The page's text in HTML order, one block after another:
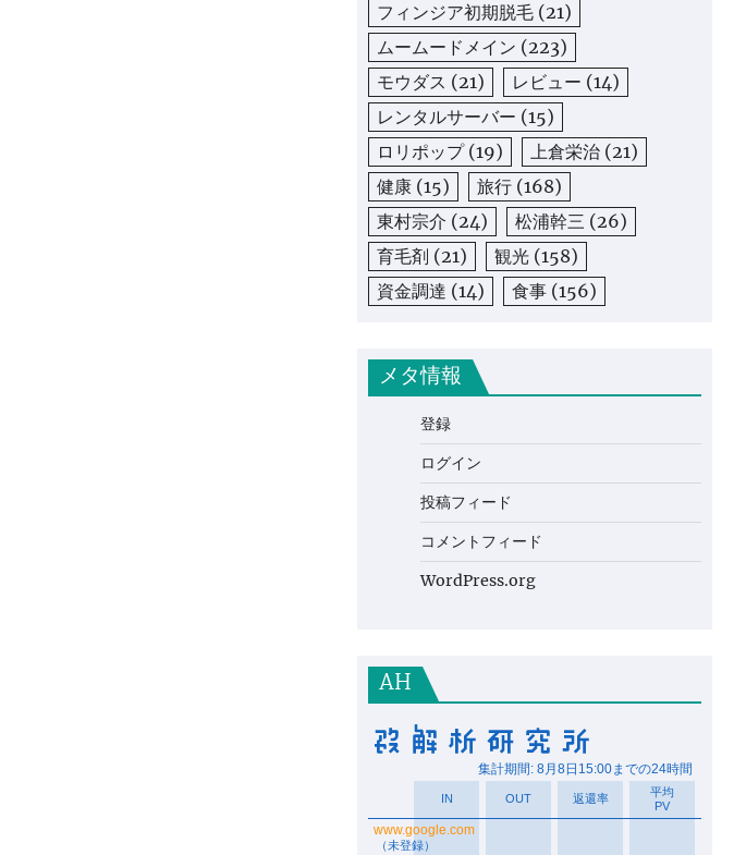
フィンジア初期脱毛 (21)
ムームードメイン (223)
モウダス (21) レビュー (14)
レンタルサーバー (15)
ロリポップ(19) 上倉栄治 (21)
健康 (15) 旅行 (168)
東村宗介 (24) 松浦幹三 (26)
育毛剤 (21) 観光 (158)
資金調達 (14) 食事 (156)
メタ情報
登録
ログイン
投稿フィード
コメントフィード
WordPress.org
AH